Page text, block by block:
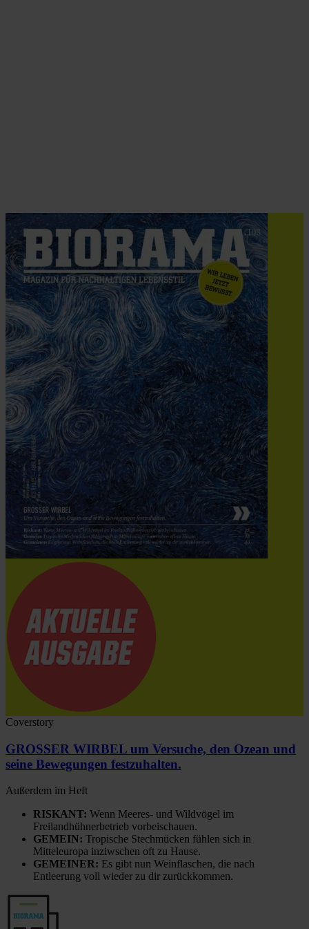
Coverstory
GROSSER WIRBEL um Versuche, den Ozean und
seine Bewegungen festzuhalten.
Außerdem im Heft
RISKANT: Wenn Meeres- und Wildvögel im
Freilandhühnerbetrieb vorbeischauen.
GEMEIN: Tropische Stechmücken fühlen sich in
Mitteleuropa inziwschen oft zu Hause.
GEMEINER: Es gibt nun Weinflaschen, die nach
Entleerung voll wieder zu dir zurückkommen.